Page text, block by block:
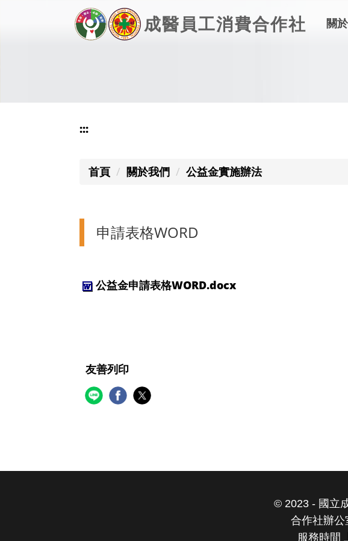
成醫員工消費合作社 關
:::
首頁 關於我們 公益金實施辦法
申請表格WORD
公益金申請表格WORD.docx
友善列印
© 2023 - 國立
合作社辦
服務時間